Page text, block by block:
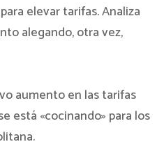
elevar tarifas. Analiza
alegando, otra vez,
aumento en las tarifas
está «cocinando» para los